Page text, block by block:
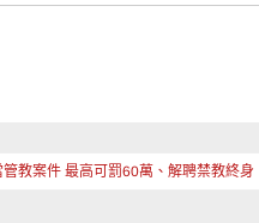
教案件 最高可罰60萬、解聘禁教終